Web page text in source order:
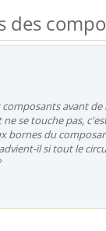
des
avant de
se touche pas,
bornes du
il si tout le